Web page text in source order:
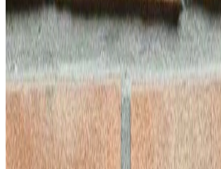
Inspectie en preventief onderhoud
Impregneren
Houd vuil en vocht buiten de deur
Isoleren
Bespaar energie en verhoogd
Voor bedrijven